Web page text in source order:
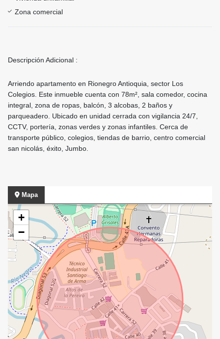
Zona comercial
Descripción Adicional :
Arriendo apartamento en Rionegro Antioquia, sector Los
Colegios. Este inmueble cuenta con 78m², sala comedor, cocina
integral, zona de ropas, balcón, 3 alcobas, 2 baños y
parqueadero. Ubicado en unidad cerrada con vigilancia 24/7,
CCTV, portería, zonas verdes y zonas infantiles. Cerca de
transporte público, colegios, tiendas de barrio, centro comercial
san nicolás, éxito, Jumbo.
Mapa
+
−